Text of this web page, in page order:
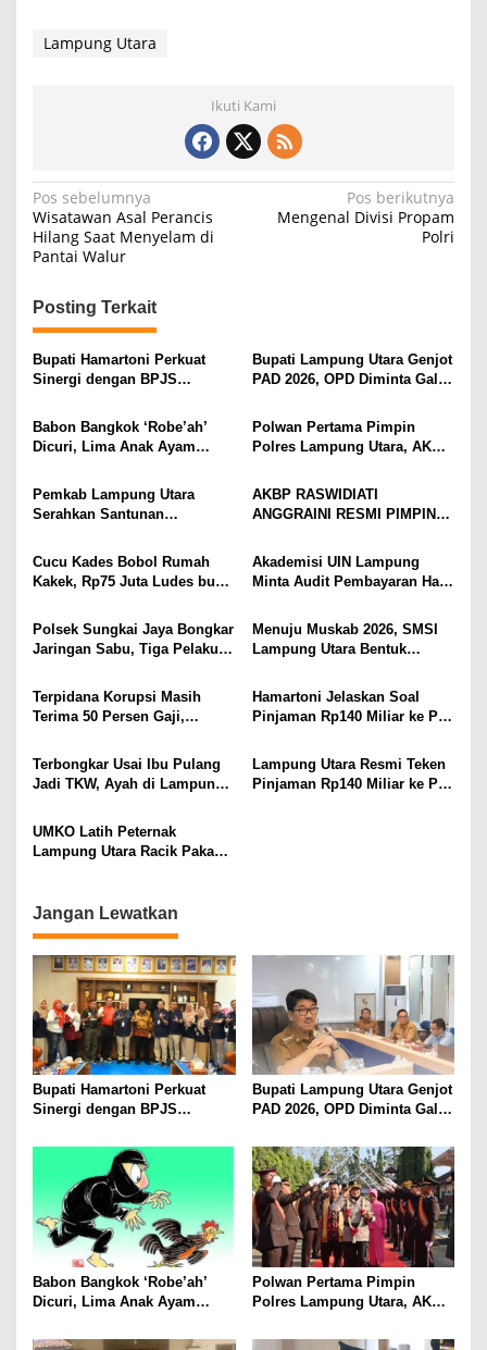
Lampung Utara
Ikuti Kami
N
a
v
i
g
a
s
i
p
s
Pos sebelumnya
Wisatawan Asal Perancis
Hilang Saat Menyelam di
Pantai Walur
Pos berikutnya
Mengenal Divisi Propam
Polri
Posting Terkait
Bupati Hamartoni Perkuat
Sinergi dengan BPJS
Kesehatan Makin Cepat dan
Mudah
Bupati Lampung Utara Genjot
PAD 2026, OPD Diminta Gali
hingga Optimalkan PBB-P2
Babon Bangkok ‘Robe’ah’
Dicuri, Lima Anak Ayam
Gang Jalaba Kotabumi Heboh
Polwan Pertama Pimpin
Polres Lampung Utara, AKBP
Pedang Pora
Pemkab Lampung Utara
Serahkan Santunan
Korban Kebakaran
AKBP RASWIDIATI
ANGGRAINI RESMI PIMPIN
BAWA KOMITMEN PERKUAT
KAMTIBMAS DAN
PELAYANAN PRESISI
Cucu Kades Bobol Rumah
Kakek, Rp75 Juta Ludes buat
Ditembak Polisi
Akademisi UIN Lampung
Minta Audit Pembayaran Hak
Kepastian Hukum Tak Boleh
Berlarut
Polsek Sungkai Jaya Bongkar
Jaringan Sabu, Tiga Pelaku
Menuju Muskab 2026, SMSI
Lampung Utara Bentuk
Kepengurusan
Terpidana Korupsi Masih
Terima 50 Persen Gaji,
Tunggu Keputusan BKN
Hamartoni Jelaskan Soal
Pinjaman Rp140 Miliar ke PT
Perbaikan Jalan Butuh Waktu
Bertahun-tahun
Terbongkar Usai Ibu Pulang
Jadi TKW, Ayah di Lampung
Kandung Selama Empat
Tahun, Nyaris Diamuk Massa
Lampung Utara Resmi Teken
Pinjaman Rp140 Miliar ke PT
UMKO Latih Peternak
Lampung Utara Racik Pakan
Mahal
Jangan Lewatkan
Bupati Hamartoni Perkuat
Sinergi dengan BPJS
Kesehatan Makin Cepat dan
Bupati Lampung Utara Genjot
PAD 2026, OPD Diminta Gali
hingga Optimalkan PBB-P2
Babon Bangkok ‘Robe’ah’
Dicuri, Lima Anak Ayam
Gang Jalaba Kotabumi Heboh
Polwan Pertama Pimpin
Polres Lampung Utara, AKBP
Pedang Pora